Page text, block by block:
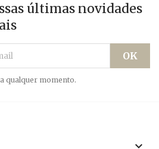
últimas novidades
qualquer momento.
